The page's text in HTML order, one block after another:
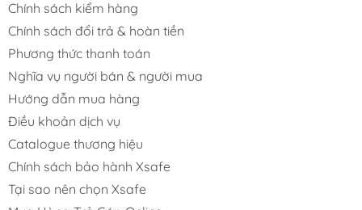
Chính sách kiểm hàng
Chính sách đổi trả & hoàn tiền
Phương thức thanh toán
Nghĩa vụ người bán & người mua
Hướng dẫn mua hàng
Điều khoản dịch vụ
Catalogue thương hiệu
Chính sách bảo hành Xsafe
Tại sao nên chọn Xsafe